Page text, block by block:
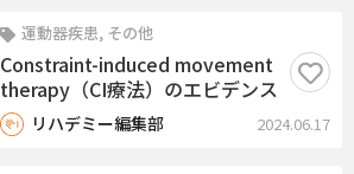
運動器疾患, その他
Constraint-induced movement
therapy（CI療法）のエビデンス
リハデミー編集部 2024.06.17